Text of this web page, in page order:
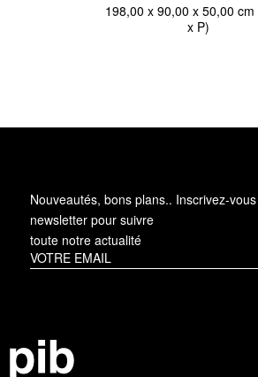
198,00 x 90,00 x 50,00 cm
x P)
Nouveautés, bons plans.. Inscrivez-
newsletter pour suivre
toute notre actualité